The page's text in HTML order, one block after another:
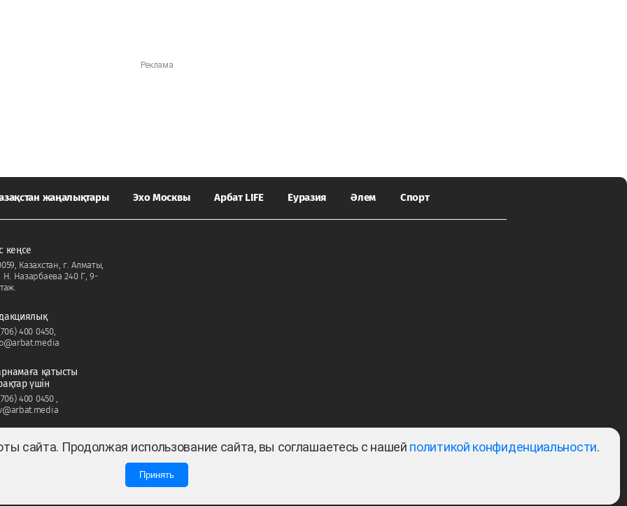
жаңалықтары Эхо Москвы Арбат LIFE Еуразия Әлем Спорт
кеңсе
Казахстан, г. Алматы,
Н. Назарбаева 240 Г, 9-
400 0450,
қатысты
үшін
400 0450
Тема:
сайта. Продолжая использование сайта, вы соглашаетесь с нашей политикой конфиденциальности.
Принять